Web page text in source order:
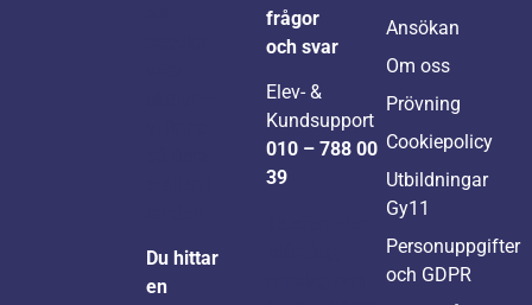
Du hittar
en
frågor
och svar
Elev- &
Kundsupport
010 – 788 00
39
Ansökan
Om oss
Prövning
Cookiepolicy
Utbildningar
Gy11
Personuppgifter
och GDPR